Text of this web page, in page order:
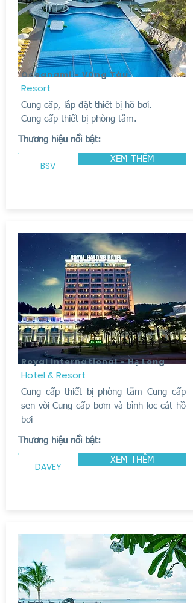
Oceanami - Vũng Tàu
Resort
Cung cấp, lắp đặt thiết bị hồ bơi.
Cung cấp thiết bị phòng tắm.
Thương hiệu nổi bật:
BSV
XEM THÊM
Royal International - Hạ Long
Hotel & Resort
Cung cấp thiết bị phòng tắm Cung cấp
sen vòi Cung cấp bơm và bình lọc cát hồ
bơi
Thương hiệu nổi bật:
DAVEY
XEM THÊM